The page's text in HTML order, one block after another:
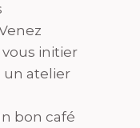
initier
un atelier
bon café